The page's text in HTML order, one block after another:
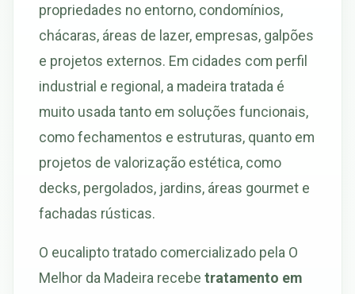
propriedades no entorno, condomínios,
chácaras, áreas de lazer, empresas, galpões
e projetos externos. Em cidades com perfil
industrial e regional, a madeira tratada é
muito usada tanto em soluções funcionais,
como fechamentos e estruturas, quanto em
projetos de valorização estética, como
decks, pergolados, jardins, áreas gourmet e
fachadas rústicas.
O eucalipto tratado comercializado pela O
Melhor da Madeira recebe tratamento em